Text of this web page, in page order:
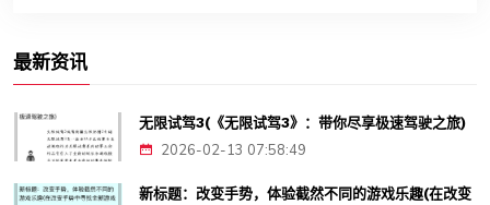
最新资讯
无限试驾3(《无限试驾3》：带你尽享极速驾驶之旅)
2026-02-13 07:58:49
新标题：改变手势，体验截然不同的游戏乐趣(在改变